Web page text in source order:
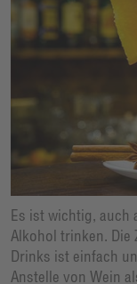
Es ist wichtig, auch
Alkohol trinken.
Drinks ist einfach
Anstelle von Wein